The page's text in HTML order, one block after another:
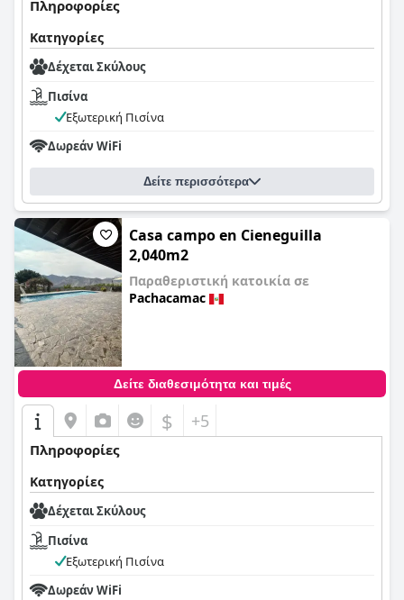
Πληροφορίες
Κατηγορίες
Δέχεται Σκύλους
Πισίνα
Εξωτερική Πισίνα
Δωρεάν WiFi
Δείτε περισσότερα
Casa campo en Cieneguilla
2,040m2
Παραθεριστική κατοικία σε
Pachacamac
Δείτε διαθεσιμότητα και τιμές
$ +5
Πληροφορίες
Κατηγορίες
Δέχεται Σκύλους
Πισίνα
Εξωτερική Πισίνα
Δωρεάν WiFi